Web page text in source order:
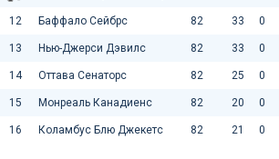
12 Баффало Сейбрс 82 33 0
13 Нью-Джерси Дэвилс 82 33 0
14 Оттава Сенаторс 82 25 0
15 Монреаль Канадиенс 82 20 0
16 Коламбус Блю Джекетс 82 21 0